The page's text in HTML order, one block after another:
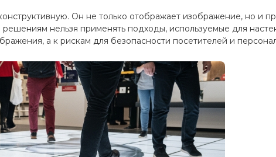
Он не только отображает изображение, но и
нельзя применять подходы, используемые для
а к рискам для безопасности посетителей и